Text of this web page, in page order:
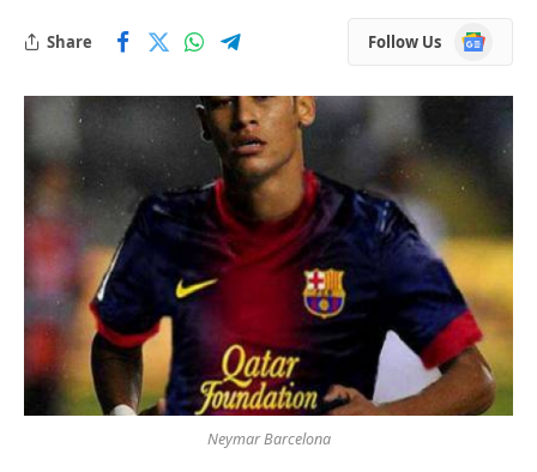
Share Follow Us
Google
News
Neymar Barcelona